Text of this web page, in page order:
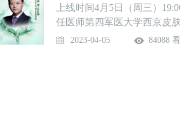
一等奖，学科还特别重视基
地培训了上千名专科医生。
科学基金重点和重大国际合
上线时间4月5日（周三）
任医师第四军医大学西京皮
西京皮肤医院，是国家重点
2023-04-05 84088